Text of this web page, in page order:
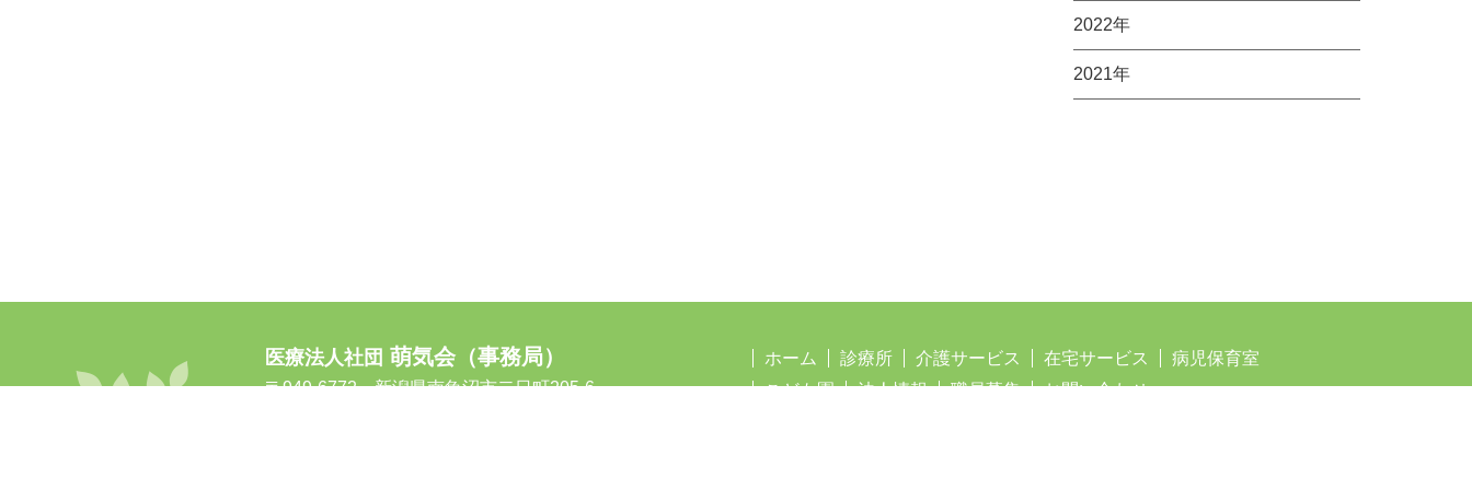
2022年
2021年
医療法人社団 萌気会（事務局）
〒949-6772 新潟県南魚沼市二日町205-6
ホーム 診療所 介護サービス 在宅サービス
病児保育室
こども園
法人情報 職員募集
お問い合わせ